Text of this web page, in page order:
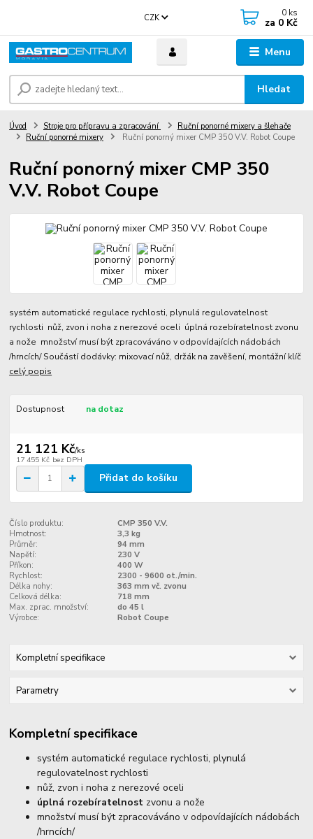
Menu
CZK
Hledat
0 ks
za 0 Kč
Úvod Stroje pro přípravu a zpracování
Ruční ponorné mixery a šlehače
Ruční ponorné mixery
Ruční ponorný mixer CMP 350 V.V. Robot Coupe
Ruční ponorný mixer CMP 350
V.V. Robot Coupe
systém automatické regulace rychlosti, plynulá regulovatelnost
rychlosti nůž, zvon i noha z nerezové oceli úplná rozebíratelnost zvonu
a nože množství musí být zpracováváno v odpovídajících nádobách
/hrncích/ Součástí dodávky: mixovací nůž, držák na zavěšení, montážní klíč
celý popis
Dostupnost na dotaz
21 121 Kč/ks
17 455 Kč bez DPH
Přidat do košíku
Číslo produktu:
CMP 350 V.V.
Hmotnost:
3,3 kg
Průměr:
94 mm
Napětí:
230 V
Příkon:
400 W
Rychlost:
2300 - 9600 ot./min.
Délka nohy:
363 mm vč. zvonu
Celková délka:
718 mm
Max. zprac. množství:
do 45 l
Výrobce:
Robot Coupe
Kompletní specifikace
Parametry
Kompletní specifikace
systém automatické regulace rychlosti, plynulá
regulovatelnost rychlosti
nůž, zvon i noha z nerezové oceli
úplná rozebíratelnost zvonu a nože
množství musí být zpracováváno v odpovídajících nádobách
/hrncích/